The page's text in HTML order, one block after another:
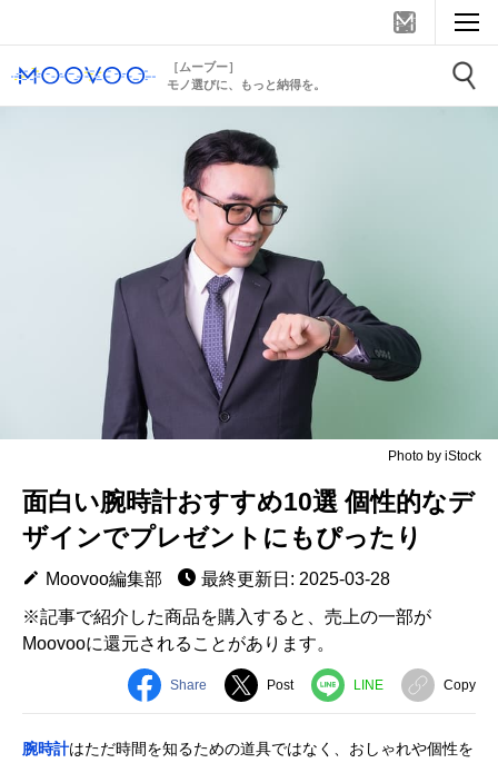
［ムーブー］
モノ選びに、もっと納得を。
Photo by iStock
面白い腕時計おすすめ10選 個性的なデ
ザインでプレゼントにもぴったり
Moovoo編集部
最終更新日: 2025-03-28
※記事で紹介した商品を購入すると、売上の一部が
Moovooに還元されることがあります。
Share Post LINE Copy
腕時計はただ時間を知るための道具ではなく、おしゃれや個性を